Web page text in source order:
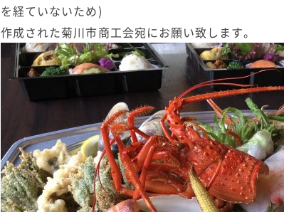
を経ていないため)
作成された菊川市商工会宛にお願い致します。